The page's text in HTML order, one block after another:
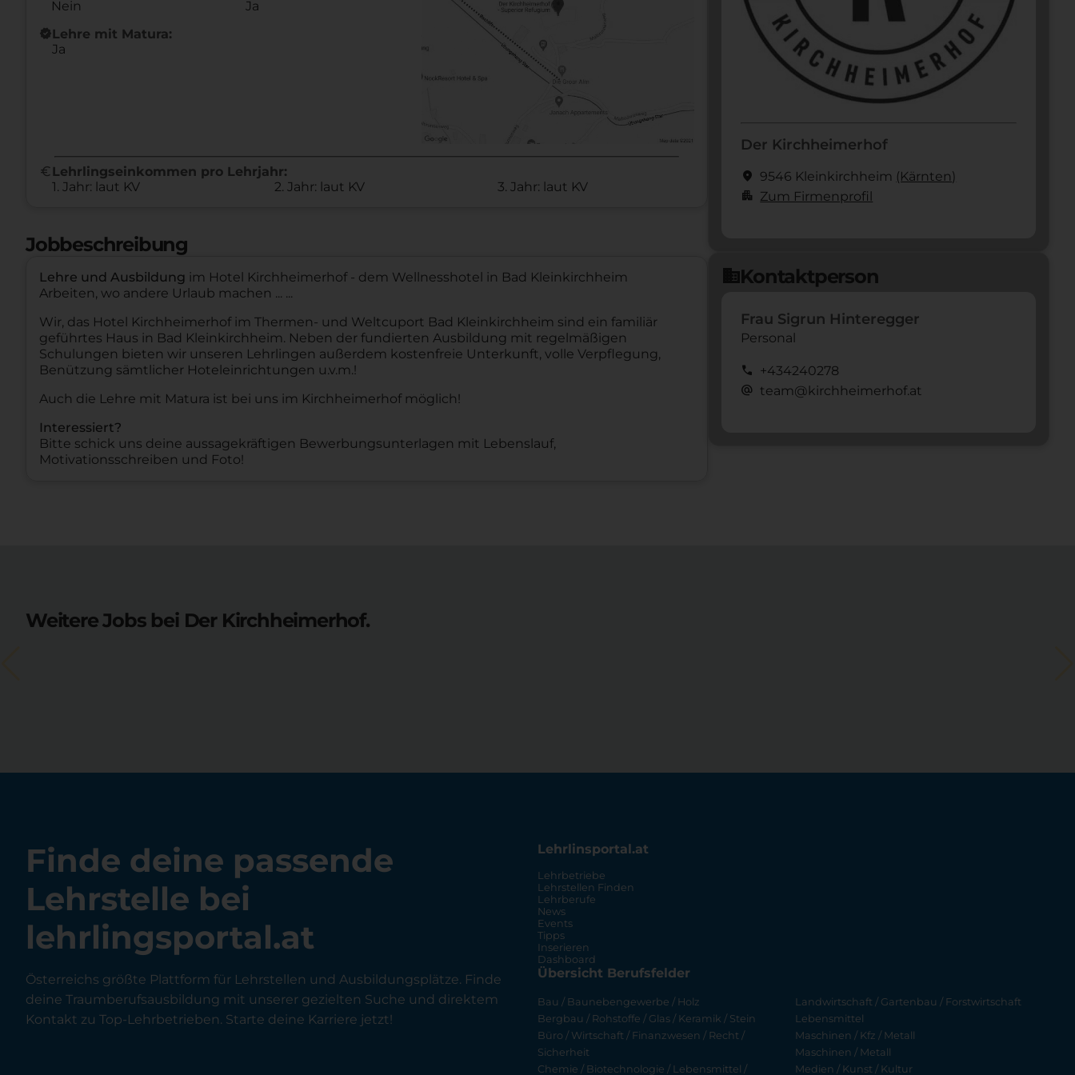
Nein
Ja
new_releasesLehre mit Matura:
Ja
euro Lehrlingseinkommen pro Lehrjahr:
1. Jahr: laut KV
2. Jahr: laut KV 3. Jahr: laut KV
Jobbeschreibung
Lehre und Ausbildung im Hotel Kirchheimerhof - dem Wellnesshotel in Bad Kleinkirchheim
Arbeiten, wo andere Urlaub machen ... ...
Wir, das Hotel Kirchheimerhof im Thermen- und Weltcuport Bad Kleinkirchheim sind ein familiär
geführtes Haus in Bad Kleinkirchheim. Neben der fundierten Ausbildung mit regelmäßigen
Schulungen bieten wir unseren Lehrlingen außerdem kostenfreie Unterkunft, volle Verpflegung,
Benützung sämtlicher Hoteleinrichtungen u.v.m.!
Auch die Lehre mit Matura ist bei uns im Kirchheimerhof möglich!
Interessiert?
Bitte schick uns deine aussagekräftigen Bewerbungsunterlagen mit Lebenslauf,
Motivationsschreiben und Foto!
Der Kirchheimerhof
location_on 9546 Kleinkirchheim (Kärnten)
apartment Zum Firmenprofil
domainKontaktperson
Frau Sigrun Hinteregger
Personal
call +434240278
alternate_email team@kirchheimerhof.at
Weitere Jobs bei Der Kirchheimerhof.
Finde deine passende
Lehrstelle bei
lehrlingsportal.at
Österreichs größte Plattform für Lehrstellen und Ausbildungsplätze. Finde
deine Traumberufsausbildung mit unserer gezielten Suche und direktem
Kontakt zu Top-Lehrbetrieben. Starte deine Karriere jetzt!
Lehrlinsportal.at
Lehrbetriebe
Lehrstellen Finden
Lehrberufe
News
Events
Tipps
Inserieren
Dashboard
Übersicht Berufsfelder
Bau / Baunebengewerbe / Holz
Bergbau / Rohstoffe / Glas / Keramik / Stein
Büro / Wirtschaft / Finanzwesen / Recht /
Sicherheit
Chemie / Biotechnologie / Lebensmittel /
Landwirtschaft / Gartenbau / Forstwirtschaft
Lebensmittel
Maschinen / Kfz / Metall
Maschinen / Metall
Medien / Kunst / Kultur